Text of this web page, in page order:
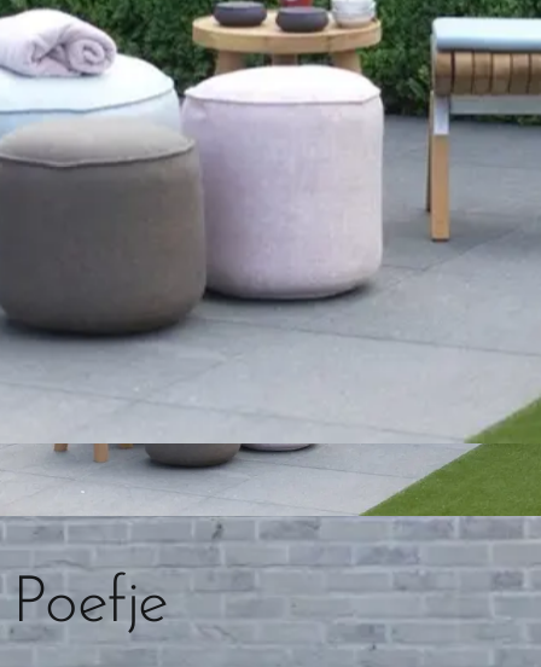
Poefje